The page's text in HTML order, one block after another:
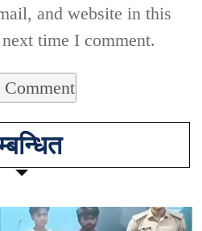
and website in this
time I comment.